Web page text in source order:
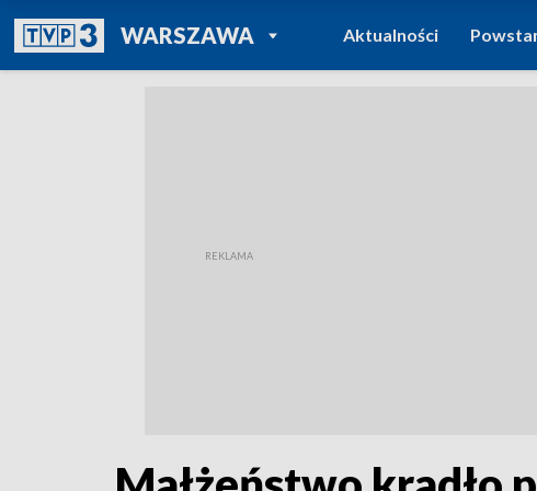
WARSZAWAPOWRÓT DO
TVP REGIONY
Aktualności